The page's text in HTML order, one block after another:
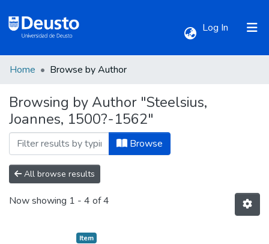
Log In (current)
All of DSpace
Home Browse by Author
Browsing by Author "Steelsius,
Joannes, 1500?-1562"
Browse
All browse results
Now showing 1 - 4 of 4
Item